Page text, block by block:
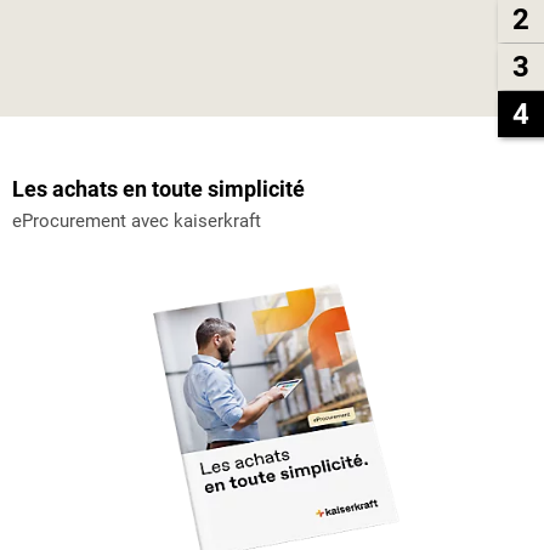
2
3
4
Les achats en toute simplicité
eProcurement avec kaiserkraft